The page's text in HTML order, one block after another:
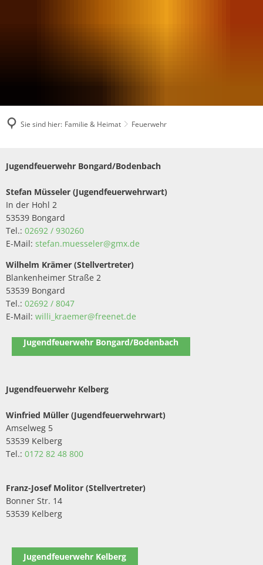
Sie sind hier: Familie & Heimat Feuerwehr
Feuerwehr
Jugendfeuerwehr Bongard/Bodenbach
Stefan Müsseler (Jugendfeuerwehrwart)
In der Hohl 2
53539 Bongard
Tel.: 02692 / 930260
E-Mail: stefan.muesseler@gmx.de
Wilhelm Krämer (Stellvertreter)
Blankenheimer Straße 2
53539 Bongard
Tel.: 02692 / 8047
E-Mail: willi_kraemer@freenet.de
Jugendfeuerwehr Bongard/Bodenbach
Jugendfeuerwehr Kelberg
Winfried Müller (Jugendfeuerwehrwart)
Amselweg 5
53539 Kelberg
Tel.: 0172 82 48 800
Franz-Josef Molitor (Stellvertreter)
Bonner Str. 14
53539 Kelberg
Jugendfeuerwehr Kelberg